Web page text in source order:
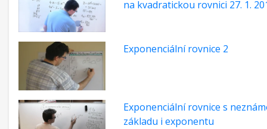
na kvadratickou rovnici 27. 1.
Exponenciální rovnice 2
Exponenciální rovnice s
základu i exponentu